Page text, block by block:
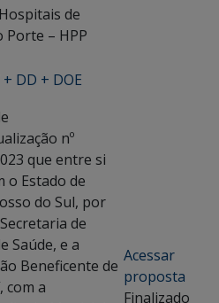
de
Porte – HPP
DD + DOE
nº
que entre si
o Estado de
do Sul, por
de
Saúde, e a
Beneficente de
com a
Acessar
proposta
Finalizado